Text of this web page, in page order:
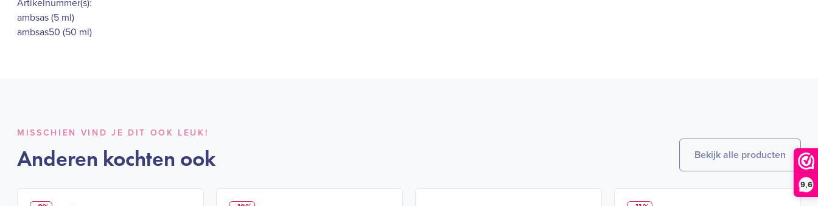
9,6
ambsas (5 ml)
ambsas50 (50 ml)
MISSCHIEN VIND JE DIT OOK LEUK!
Anderen kochten ook Bekijk alle producten